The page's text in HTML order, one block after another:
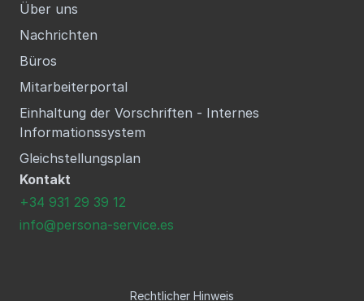
Über uns
Nachrichten
Büros
Mitarbeiterportal
Einhaltung der Vorschriften - Internes
Informationssystem
Gleichstellungsplan
Kontakt
+34 931 29 39 12
info@persona-service.es
Rechtlicher Hinweis